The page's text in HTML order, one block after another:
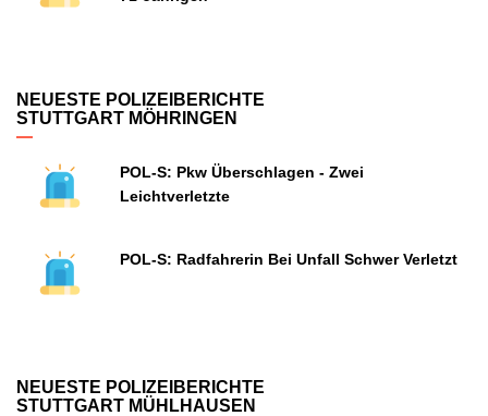
NEUESTE POLIZEIBERICHTE
STUTTGART MÖHRINGEN
POL-S: Pkw Überschlagen - Zwei
Leichtverletzte
POL-S: Radfahrerin Bei Unfall Schwer Verletzt
NEUESTE POLIZEIBERICHTE
STUTTGART MÜHLHAUSEN